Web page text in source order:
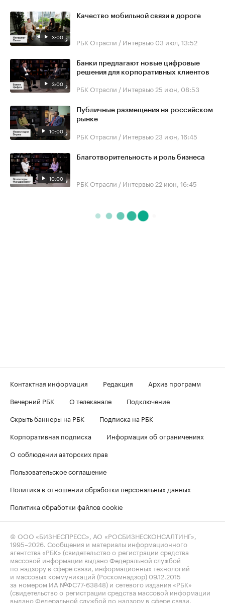
3:00
Качество мобильной связи в дороге
РБК Отрасли / Интервью 03 июл, 13:52
3:00
Банки предлагают новые цифровые
решения для корпоративных клиентов
РБК Отрасли / Интервью 25 июн, 08:53
10:00
Публичные размещения на российском
рынке
РБК Отрасли / Интервью 23 июн, 16:45
10:00
Благотворительность и роль бизнеса
РБК Отрасли / Интервью 22 июн, 16:45
Контактная информация Редакция
Архив программ
Вечерний РБК
О телеканале
Подключение
Скрыть баннеры на РБК
Подписка на РБК
Корпоративная подписка
Информация об ограничениях
О соблюдении авторских прав
Пользовательское соглашение
Политика в отношении обработки персональных данных
Политика обработки файлов cookie
© ООО «БИЗНЕСПРЕСС», АО «РОСБИЗНЕСКОНСАЛТИНГ»,
1995–2026 . Сообщения и материалы информационного
агентства «РБК» (свидетельство о регистрации средства
массовой информации выдано Федеральной службой
по надзору в сфере связи, информационных технологий
и массовых коммуникаций (Роскомнадзор) 09.12.2015
за номером ИА №ФС77-63848) и сетевого издания «РБК»
(свидетельство о регистрации средства массовой информации
выдано Федеральной службой по надзору в сфере связи,